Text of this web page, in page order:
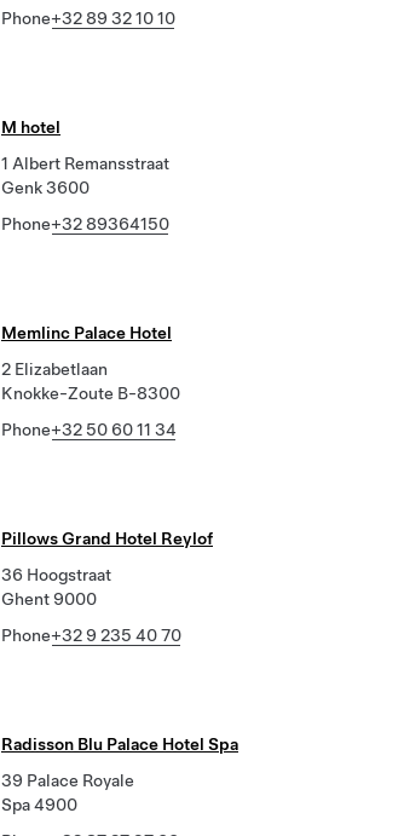
Phone+32 89 32 10 10
M hotel
1 Albert Remansstraat
Genk 3600
Phone+32 89364150
Memlinc Palace Hotel
2 Elizabetlaan
Knokke-Zoute B-8300
Phone+32 50 60 11 34
Pillows Grand Hotel Reylof
36 Hoogstraat
Ghent 9000
Phone+32 9 235 40 70
Radisson Blu Palace Hotel Spa
39 Palace Royale
Spa 4900